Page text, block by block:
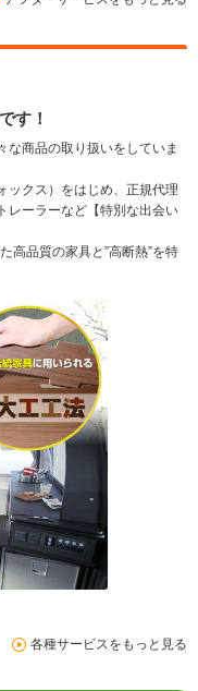
す！
な商品の取り扱いをしていま
ックス）をはじめ、正規代理
レーラーなど【特別な出会い
高品質の家具と”高断熱”を特
各種サービスをもっと見る